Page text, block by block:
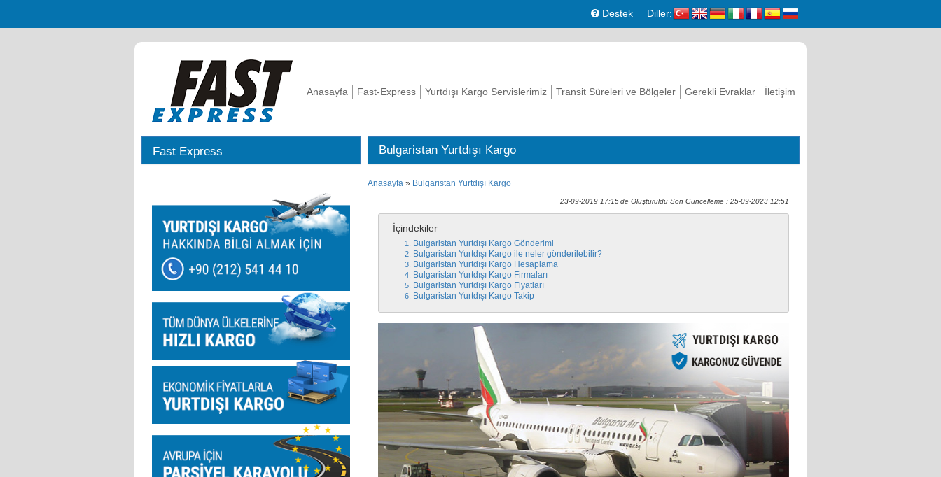
Destek Diller:
Anasayfa Fast-Express Yurtdışı Kargo Servislerimiz Transit Süreleri ve Bölgeler Gerekli Evraklar İletişim
Fast Express Bulgaristan Yurtdışı Kargo
Anasayfa » Bulgaristan Yurtdışı Kargo
23-09-2019 17:15'de Oluşturuldu Son Güncelleme : 25-09-2023 12:51
İçindekiler
Bulgaristan Yurtdışı Kargo Gönderimi
Bulgaristan Yurtdışı Kargo ile neler gönderilebilir?
Bulgaristan Yurtdışı Kargo Hesaplama
Bulgaristan Yurtdışı Kargo Firmaları
Bulgaristan Yurtdışı Kargo Fiyatları
Bulgaristan Yurtdışı Kargo Takip